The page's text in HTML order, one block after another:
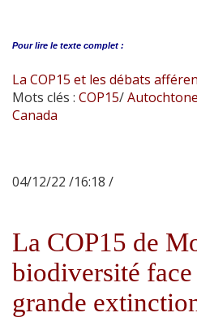
Pour lire le texte complet :
La COP15 et les débats
Mots clés : COP15/Autochtone
Canada
04/12/22 /16:18 /
La COP15 de
biodiversité
grande